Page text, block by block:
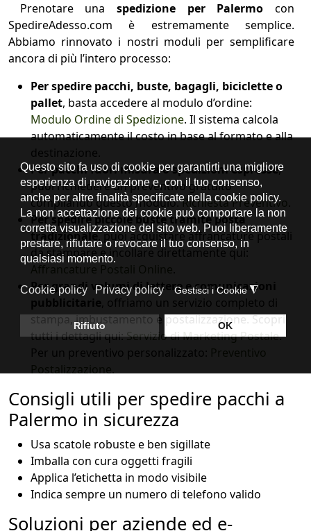
Prenotare una spedizione per Palermo con
SpedireAdesso.com è estremamente semplice.
Abbiamo rinnovato i nostri moduli per semplificare
ancora di più l’intero processo:
Per spedire pacchi, buste, bagagli, biciclette o
pallet, basta accedere al modulo d’ordine:
Modulo Ordine di Spedizione. Il sistema calcola
automaticamente il costo in base al formato e alla
destinazione.
Per pacchi fuori misura o spedizioni espresse,
puoi richiedere un preventivo gratuito
compilando questo modulo:Richiesta Preventivo.
Per spedire piccole buste tramite posta
tradizionale, puoi acquistare affrancature postali
da stampare e incollare direttamente qui:
Affrancature Postali Online.
Per grandi volumi di lettere e comunicazioni
pubblicitarie, offriamo un servizio completo di
stampa, imbustamento e postalizzazione. Scopri
tutti i dettagli qui:Servizio di Marketing Postale.
Per un preventivo personalizzato: Preventivo
Postalizzazione.
Consigli utili per spedire pacchi a
Palermo in sicurezza
Usa scatole robuste e ben sigillate
Imballa con cura oggetti fragili
Applica l’etichetta in modo visibile
Indica sempre un numero di telefono valido
Soluzioni per aziende ed e-